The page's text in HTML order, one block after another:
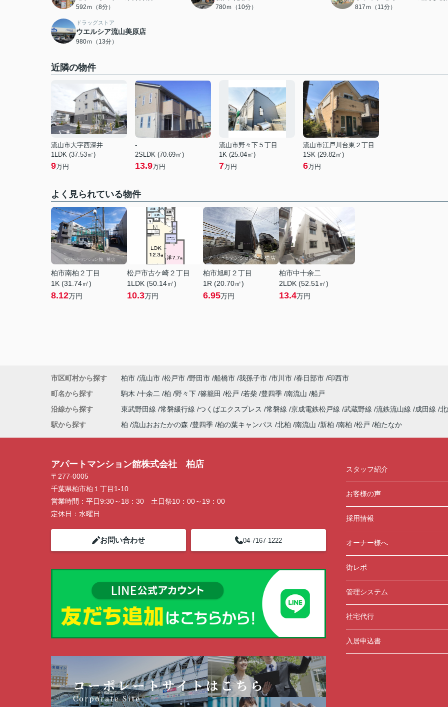
592ｍ（8分） 780ｍ（10分） 817ｍ（11分）
ドラッグストア
ウエルシア流山美原店
980ｍ（13分）
近隣の物件
流山市大字西深井
1LDK (37.53㎡)
9万円
-
2SLDK (70.69㎡)
13.9万円
流山市野々下５丁目
1K (25.04㎡)
7万円
流山市江戸川台東２丁目
1SK (29.82㎡)
6万円
よく見られている物件
柏市南柏２丁目
1K (31.74㎡)
8.12万円
松戸市古ケ崎２丁目
1LDK (50.14㎡)
10.3万円
柏市旭町２丁目
1R (20.70㎡)
6.95万円
柏市中十余二
2LDK (52.51㎡)
13.4万円
市区町村から探す 柏市 流山市 松戸市 野田市 船橋市 我孫子市 市川市 春日部市 印西市
町名から探す
駒木 十余二 柏 野々下 篠籠田 松戸 若柴 豊四季 南流山 船戸
沿線から探す
東武野田線 常磐緩行線 つくばエクスプレス 常磐線 京成電鉄松戸線 武蔵野線 流鉄流山線 成田線
駅から探す
柏 流山おおたかの森 豊四季 柏の葉キャンパス 北柏 南流山 新柏 南柏 松戸 柏たなか
アパートマンション館株式会社 柏店
〒277-0005
千葉県柏市柏１丁目1-10
営業時間： 平日9:30～18：30 土日祭10：00～19：00
定休日： 水曜日
お問い合わせ 04-7167-1222
スタッフ紹介
お客様の声
採用情報
オーナー様へ
街レポ
管理システム
社宅代行
入居申込書